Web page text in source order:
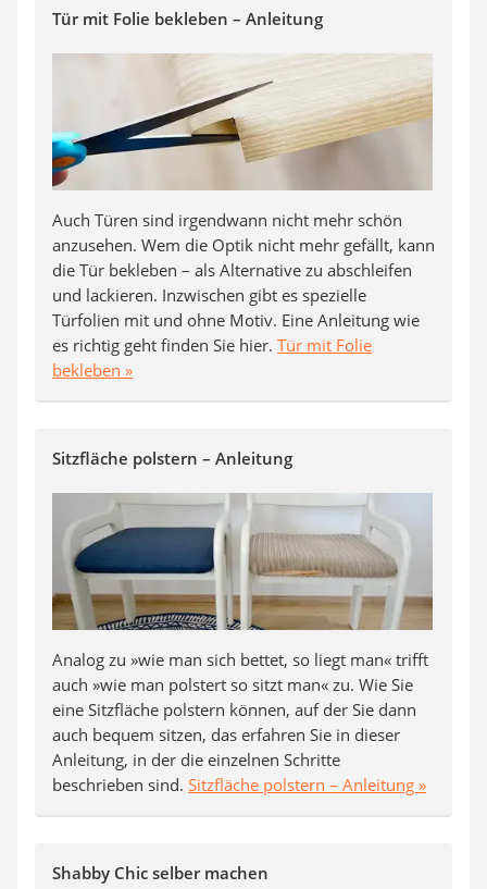
Tür mit Folie bekleben – Anleitung
Auch Türen sind irgendwann nicht mehr schön
anzusehen. Wem die Optik nicht mehr gefällt, kann
die Tür bekleben – als Alternative zu abschleifen
und lackieren. Inzwischen gibt es spezielle
Türfolien mit und ohne Motiv. Eine Anleitung wie
es richtig geht finden Sie hier. Tür mit Folie
bekleben »
Sitzfläche polstern – Anleitung
Analog zu »wie man sich bettet, so liegt man« trifft
auch »wie man polstert so sitzt man« zu. Wie Sie
eine Sitzfläche polstern können, auf der Sie dann
auch bequem sitzen, das erfahren Sie in dieser
Anleitung, in der die einzelnen Schritte
beschrieben sind. Sitzfläche polstern – Anleitung »
Shabby Chic selber machen